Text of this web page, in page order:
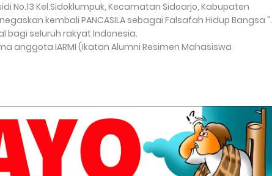
No.13 Kel.Sidoklumpuk, Kecamatan Sidoarjo, Kabupaten
kembali PANCASILA sebagai Falsafah Hidup Bangsa ".
bagi seluruh rakyat Indonesia.
anggota IARMI (Ikatan Alumni Resimen Mahasiswa